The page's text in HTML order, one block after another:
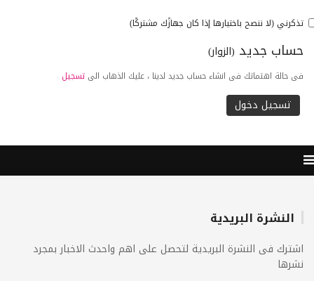
تذكرني (لا ننصح باختيارها إذا كان جهازًك مشتركًا)
حساب جديد (الزوار)
فى حالة اهتماتك فى انشاء حساب جديد لدينا ، عليك الذهاب الى تسجيل
النشرة البريدية
اشترك فى النشرة البريدية لتحصل على اهم واحدث الاخبار بمجرد
نشرها